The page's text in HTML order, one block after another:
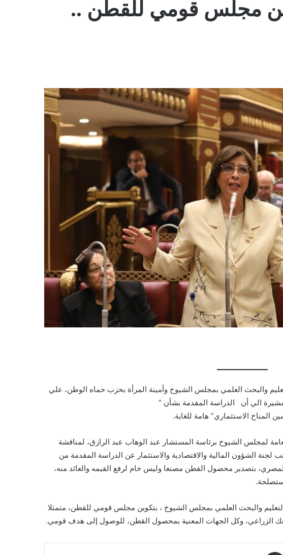
مجلس قومي للقطن ..
والبحث العلمي بمجلس الشيوخ وأمينة المرأة بحزب حماه الوطن، علي
مشيرة الي أن الدراسة المقدمة بشأن “
الاستثماري” هامة للغاية.
لمجلس الشيوخ برئاسة المستشار عبد الوهاب عبد الرازق، لمناقشة
لجنة الشؤون المالية والاقتصادية والاستثمار عن الدراسة المقدمة من
بتصدير محصول القطن مصنعا وليس خام لرفع القيمه والعائد منه،
والبحث العلمي بمجلس الشيوخ ، بتكوين مجلس قومي للقطن، متمثلا
الزراعي، وكل الجهات المعنية بمحصول القطن، للوصول إلى هدف قومي.